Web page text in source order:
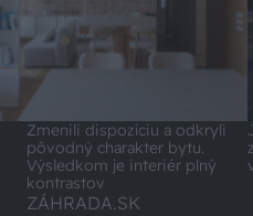
Zmenili dispozíciu a odkryli
pôvodný charakter bytu.
Výsledkom je interiér plný
kontrastov
ZÁHRADA.SK